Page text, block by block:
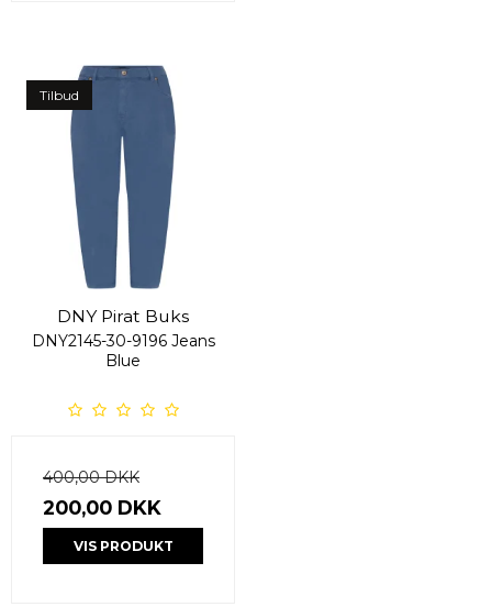
Tilbud
DNY Pirat Buks
DNY2145-30-9196 Jeans
Blue
400,00 DKK
200,00 DKK
VIS PRODUKT